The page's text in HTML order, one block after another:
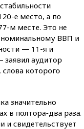
е место, а по
м месте. Это не
номинальному ВВП и
— 11-я и
заявил аудитор
которого
значительно
в полтора-два раза.
и свидетельствует